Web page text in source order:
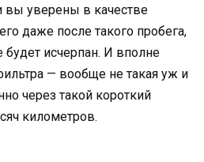
вы уверены в качестве
даже после такого пробега,
исчерпан. И вполне
— вообще не такая уж и
через такой короткий
километров.